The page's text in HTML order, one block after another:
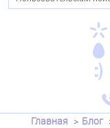
Главная
Блог